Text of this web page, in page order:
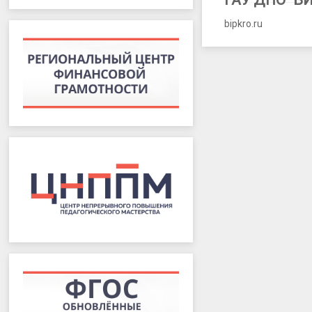
году
bipkro.ru